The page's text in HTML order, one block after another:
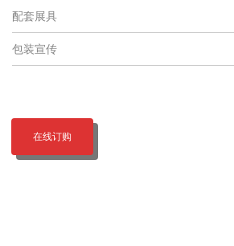
配套展具
包装宣传
在线订购